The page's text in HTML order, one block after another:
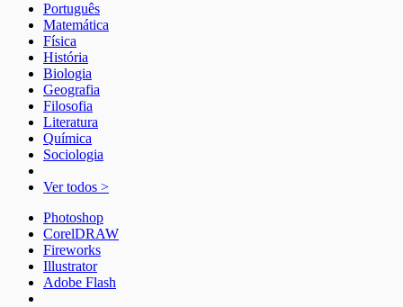
Português
Matemática
Física
História
Biologia
Geografia
Filosofia
Literatura
Química
Sociologia
Ver todos >
Photoshop
CorelDRAW
Fireworks
Illustrator
Adobe Flash